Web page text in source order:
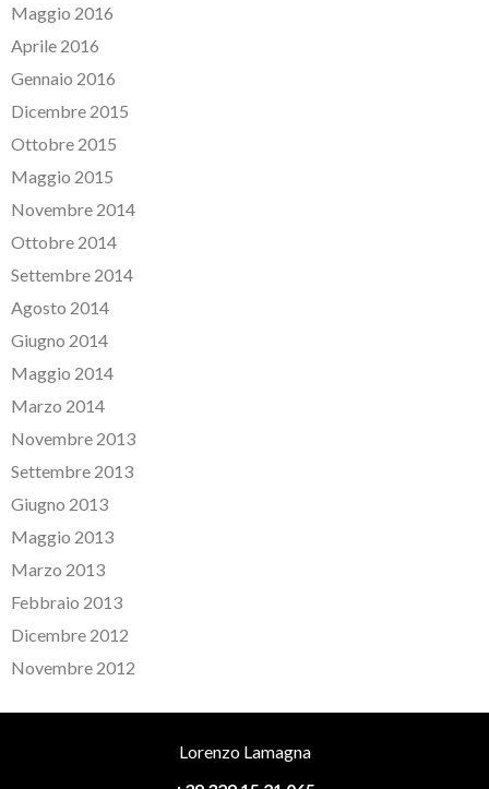
Maggio 2016
Aprile 2016
Gennaio 2016
Dicembre 2015
Ottobre 2015
Maggio 2015
Novembre 2014
Ottobre 2014
Settembre 2014
Agosto 2014
Giugno 2014
Maggio 2014
Marzo 2014
Novembre 2013
Settembre 2013
Giugno 2013
Maggio 2013
Marzo 2013
Febbraio 2013
Dicembre 2012
Novembre 2012
Lorenzo Lamagna